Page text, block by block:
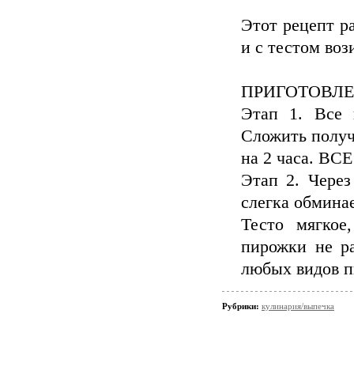
Этот рецепт
и с тестом
Этап 1. Все
Сложить
на 2 часа.
Этап 2. Через
слегка
Тесто
пирожки не
любых видов
Рубрики: кулинария/выпечка